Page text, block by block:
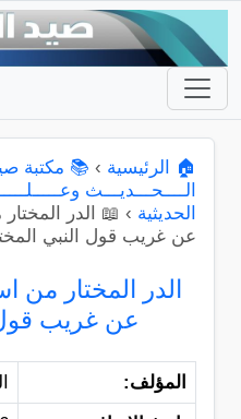
🏠 الرئيسية › 📚 مكتبة
الــــحـــديـــث
الحديثية › 📖 الدر
عن غريب قول النبي
الدر المختار من
عن غريب قول
المؤلف: